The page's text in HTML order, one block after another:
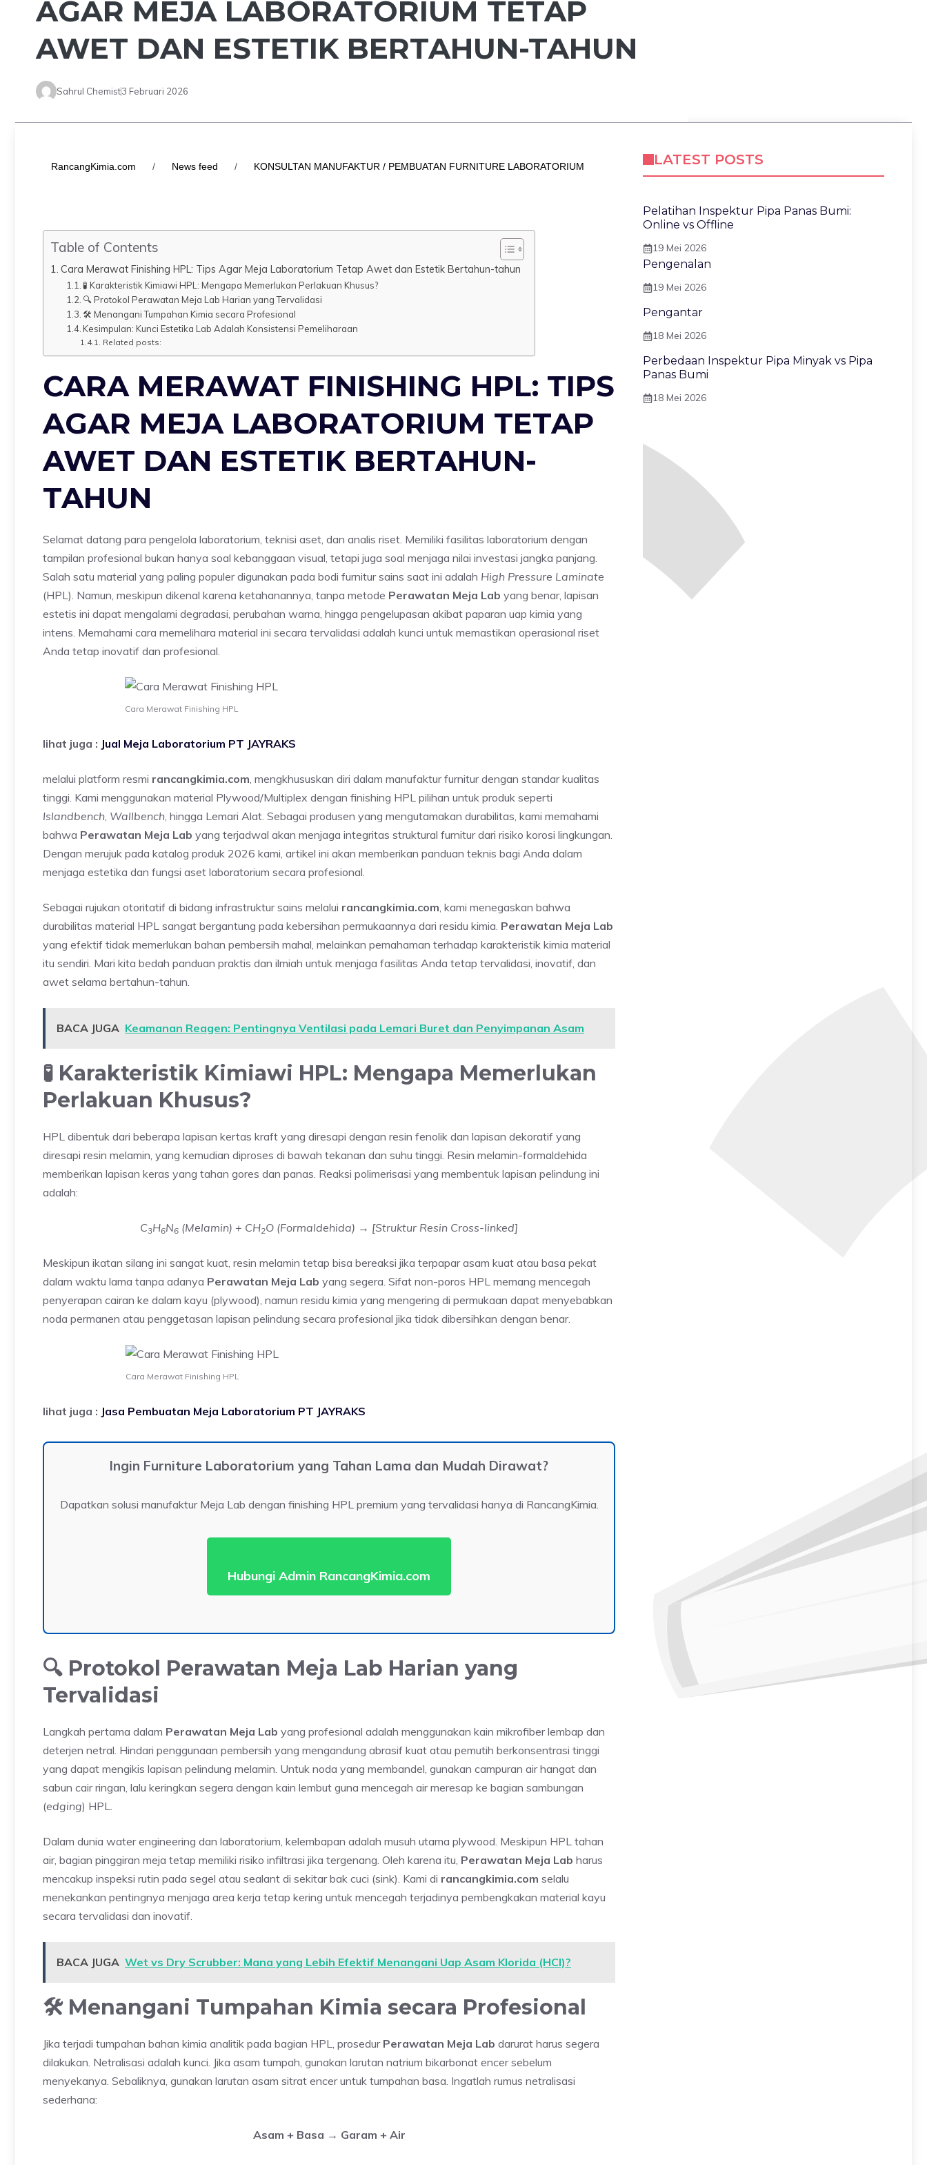
AGAR MEJA LABORATORIUM TETAP
AWET DAN ESTETIK BERTAHUN-TAHUN
Sahrul Chemist3 Februari 2026
RancangKimia.com / News feed / KONSULTAN MANUFAKTUR / PEMBUATAN FURNITURE LABORATORIUM
Table of Contents
Cara Merawat Finishing HPL: Tips Agar Meja Laboratorium Tetap Awet dan Estetik Bertahun-tahun
🧪 Karakteristik Kimiawi HPL: Mengapa Memerlukan Perlakuan Khusus?
🔍 Protokol Perawatan Meja Lab Harian yang Tervalidasi
🛠️ Menangani Tumpahan Kimia secara Profesional
Kesimpulan: Kunci Estetika Lab Adalah Konsistensi Pemeliharaan
Related posts:
CARA MERAWAT FINISHING HPL: TIPS
AGAR MEJA LABORATORIUM TETAP
AWET DAN ESTETIK BERTAHUN-
TAHUN
Selamat datang para pengelola laboratorium, teknisi aset, dan analis riset. Memiliki fasilitas laboratorium dengan
tampilan profesional bukan hanya soal kebanggaan visual, tetapi juga soal menjaga nilai investasi jangka panjang.
Salah satu material yang paling populer digunakan pada bodi furnitur sains saat ini adalah High Pressure Laminate
(HPL). Namun, meskipun dikenal karena ketahanannya, tanpa metode Perawatan Meja Lab yang benar, lapisan
estetis ini dapat mengalami degradasi, perubahan warna, hingga pengelupasan akibat paparan uap kimia yang
intens. Memahami cara memelihara material ini secara tervalidasi adalah kunci untuk memastikan operasional riset
Anda tetap inovatif dan profesional.
Cara Merawat Finishing HPL
lihat juga : Jual Meja Laboratorium PT JAYRAKS
melalui platform resmi rancangkimia.com, mengkhususkan diri dalam manufaktur furnitur dengan standar kualitas
tinggi. Kami menggunakan material Plywood/Multiplex dengan finishing HPL pilihan untuk produk seperti
Islandbench, Wallbench, hingga Lemari Alat. Sebagai produsen yang mengutamakan durabilitas, kami memahami
bahwa Perawatan Meja Lab yang terjadwal akan menjaga integritas struktural furnitur dari risiko korosi lingkungan.
Dengan merujuk pada katalog produk 2026 kami, artikel ini akan memberikan panduan teknis bagi Anda dalam
menjaga estetika dan fungsi aset laboratorium secara profesional.
Sebagai rujukan otoritatif di bidang infrastruktur sains melalui rancangkimia.com, kami menegaskan bahwa
durabilitas material HPL sangat bergantung pada kebersihan permukaannya dari residu kimia. Perawatan Meja Lab
yang efektif tidak memerlukan bahan pembersih mahal, melainkan pemahaman terhadap karakteristik kimia material
itu sendiri. Mari kita bedah panduan praktis dan ilmiah untuk menjaga fasilitas Anda tetap tervalidasi, inovatif, dan
awet selama bertahun-tahun.
BACA JUGA Keamanan Reagen: Pentingnya Ventilasi pada Lemari Buret dan Penyimpanan Asam
🧪 Karakteristik Kimiawi HPL: Mengapa Memerlukan
Perlakuan Khusus?
HPL dibentuk dari beberapa lapisan kertas kraft yang diresapi dengan resin fenolik dan lapisan dekoratif yang
diresapi resin melamin, yang kemudian diproses di bawah tekanan dan suhu tinggi. Resin melamin-formaldehida
memberikan lapisan keras yang tahan gores dan panas. Reaksi polimerisasi yang membentuk lapisan pelindung ini
adalah:
C3H6N6 (Melamin) + CH2O (Formaldehida) → [Struktur Resin Cross-linked]
Meskipun ikatan silang ini sangat kuat, resin melamin tetap bisa bereaksi jika terpapar asam kuat atau basa pekat
dalam waktu lama tanpa adanya Perawatan Meja Lab yang segera. Sifat non-poros HPL memang mencegah
penyerapan cairan ke dalam kayu (plywood), namun residu kimia yang mengering di permukaan dapat menyebabkan
noda permanen atau penggetasan lapisan pelindung secara profesional jika tidak dibersihkan dengan benar.
Cara Merawat Finishing HPL
lihat juga : Jasa Pembuatan Meja Laboratorium PT JAYRAKS
Ingin Furniture Laboratorium yang Tahan Lama dan Mudah Dirawat?
Dapatkan solusi manufaktur Meja Lab dengan finishing HPL premium yang tervalidasi hanya di RancangKimia.
Hubungi Admin RancangKimia.com
🔍 Protokol Perawatan Meja Lab Harian yang
Tervalidasi
Langkah pertama dalam Perawatan Meja Lab yang profesional adalah menggunakan kain mikrofiber lembap dan
deterjen netral. Hindari penggunaan pembersih yang mengandung abrasif kuat atau pemutih berkonsentrasi tinggi
yang dapat mengikis lapisan pelindung melamin. Untuk noda yang membandel, gunakan campuran air hangat dan
sabun cair ringan, lalu keringkan segera dengan kain lembut guna mencegah air meresap ke bagian sambungan
(edging) HPL.
Dalam dunia water engineering dan laboratorium, kelembapan adalah musuh utama plywood. Meskipun HPL tahan
air, bagian pinggiran meja tetap memiliki risiko infiltrasi jika tergenang. Oleh karena itu, Perawatan Meja Lab harus
mencakup inspeksi rutin pada segel atau sealant di sekitar bak cuci (sink). Kami di rancangkimia.com selalu
menekankan pentingnya menjaga area kerja tetap kering untuk mencegah terjadinya pembengkakan material kayu
secara tervalidasi dan inovatif.
BACA JUGA Wet vs Dry Scrubber: Mana yang Lebih Efektif Menangani Uap Asam Klorida (HCl)?
🛠️ Menangani Tumpahan Kimia secara Profesional
Jika terjadi tumpahan bahan kimia analitik pada bagian HPL, prosedur Perawatan Meja Lab darurat harus segera
dilakukan. Netralisasi adalah kunci. Jika asam tumpah, gunakan larutan natrium bikarbonat encer sebelum
menyekanya. Sebaliknya, gunakan larutan asam sitrat encer untuk tumpahan basa. Ingatlah rumus netralisasi
sederhana:
Asam + Basa → Garam + Air
LATEST POSTS
Pelatihan Inspektur Pipa Panas Bumi:
Online vs Offline
19 Mei 2026
Pengenalan
19 Mei 2026
Pengantar
18 Mei 2026
Perbedaan Inspektur Pipa Minyak vs Pipa
Panas Bumi
18 Mei 2026